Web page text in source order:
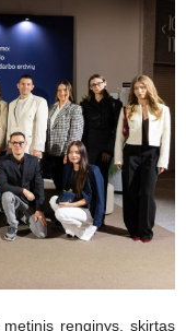
renginys, skirtas